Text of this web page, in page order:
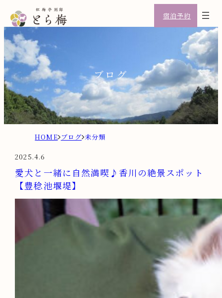
宿泊予約
ブログ
H
M
E
ブ
未
2025.4.6
愛犬と一緒に自然満喫♪香川の絶景スポット
【豊稔池堰堤】